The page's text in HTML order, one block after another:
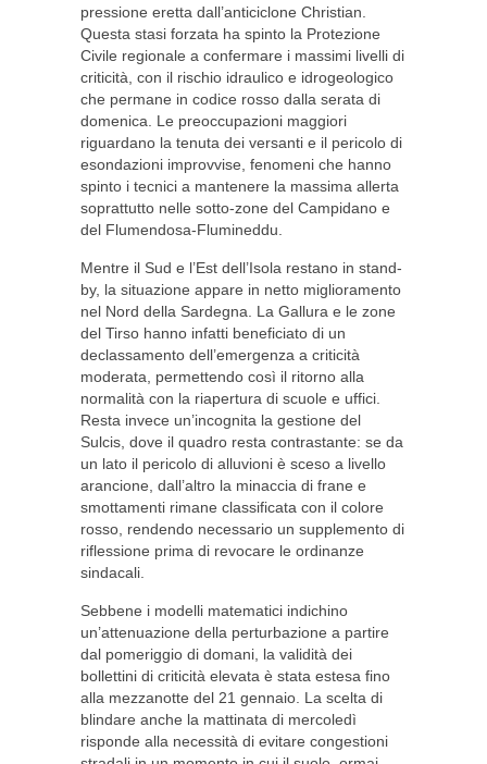
pressione eretta dall’anticiclone Christian.
Questa stasi forzata ha spinto la Protezione
Civile regionale a confermare i massimi livelli di
criticità, con il rischio idraulico e idrogeologico
che permane in codice rosso dalla serata di
domenica. Le preoccupazioni maggiori
riguardano la tenuta dei versanti e il pericolo di
esondazioni improvvise, fenomeni che hanno
spinto i tecnici a mantenere la massima allerta
soprattutto nelle sotto-zone del Campidano e
del Flumendosa-Flumineddu.
Mentre il Sud e l’Est dell’Isola restano in stand-
by, la situazione appare in netto miglioramento
nel Nord della Sardegna. La Gallura e le zone
del Tirso hanno infatti beneficiato di un
declassamento dell’emergenza a criticità
moderata, permettendo così il ritorno alla
normalità con la riapertura di scuole e uffici.
Resta invece un’incognita la gestione del
Sulcis, dove il quadro resta contrastante: se da
un lato il pericolo di alluvioni è sceso a livello
arancione, dall’altro la minaccia di frane e
smottamenti rimane classificata con il colore
rosso, rendendo necessario un supplemento di
riflessione prima di revocare le ordinanze
sindacali.
Sebbene i modelli matematici indichino
un’attenuazione della perturbazione a partire
dal pomeriggio di domani, la validità dei
bollettini di criticità elevata è stata estesa fino
alla mezzanotte del 21 gennaio. La scelta di
blindare anche la mattinata di mercoledì
risponde alla necessità di evitare congestioni